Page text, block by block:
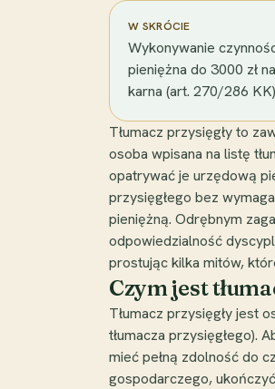
W SKRÓCIE
Wykonywanie
pieniężna do 3000 zł
karna (art. 270/286
Tłumacz przysięgły to
osoba wpisana na listę
opatrywać je urzędową
przysięgłego bez
pieniężną. Odrębnym
odpowiedzialność
prostując kilka mitów,
Czym jest
Tłumacz przysięgły jest
tłumacza przysięgłego).
mieć pełną zdolność do
gospodarczego,